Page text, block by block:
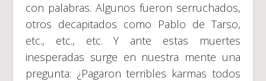
con palabras. Algunos fueron serruchados,
otros decapitados como Pablo de Tarso,
etc., etc., etc. Y ante estas muertes
inesperadas surge en nuestra mente una
pregunta: ¿Pagaron terribles karmas todos